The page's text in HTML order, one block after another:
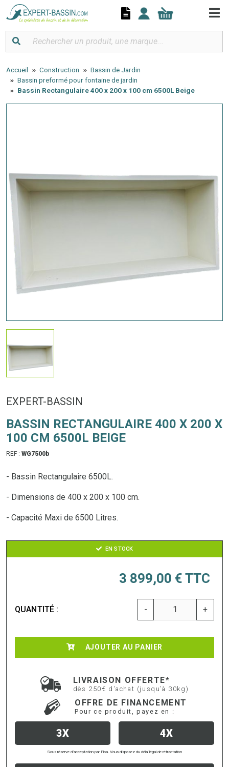
Accueil Construction
Bassin de Jardin
Bassin preformé pour fontaine de jardin
Bassin Rectangulaire 400 x 200 x 100 cm 6500L Beige
EXPERT-BASSIN
BASSIN RECTANGULAIRE 400 X 200 X
100 CM 6500L BEIGE
REF : WG7500b
- Bassin Rectangulaire 6500L.
- Dimensions de 400 x 200 x 100 cm.
- Capacité Maxi de 6500 Litres.
EN STOCK
3 899,00 € TTC
QUANTITÉ : - +
AJOUTER AU PANIER
LIVRAISON OFFERTE*
dès 250€ d'achat (jusqu’à 30kg)
OFFRE DE FINANCEMENT
Pour ce produit, payez en :
3X 4X
Sous réserve d’acceptation par Floa. Vous disposez du délai légal de rétractation
Panneau de gestion des cookies